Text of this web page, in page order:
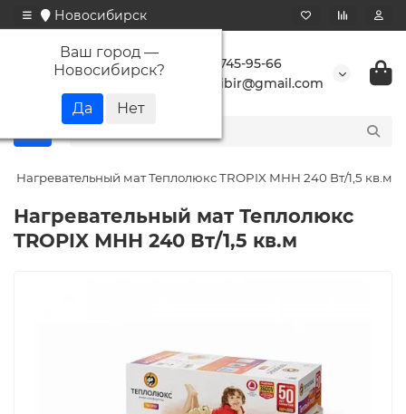
Новосибирск
Ваш город —
Новосибирск?
+7 923 745-95-66
buransibir@gmail.com
Нагревательный мат Теплолюкс TROPIX МНН 240 Вт/1,5 кв.м
Нагревательный мат Теплолюкс
TROPIX МНН 240 Вт/1,5 кв.м